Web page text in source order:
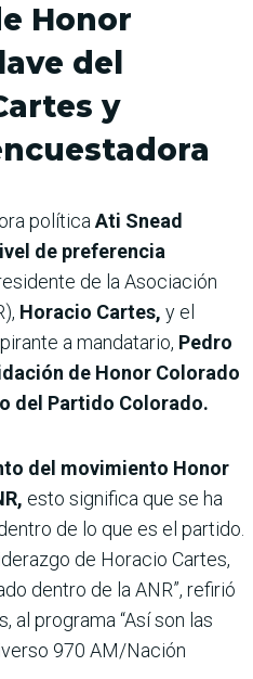
Honor
del
y
política Ati Snead
de preferencia
de la Asociación
Horacio Cartes, y el
a mandatario, Pedro
de Honor Colorado
del Partido Colorado.
del movimiento Honor
esto significa que se ha
de lo que es el partido.
de Horacio Cartes,
dentro de la ANR”, refirió
al programa “Así son las
970 AM/Nación